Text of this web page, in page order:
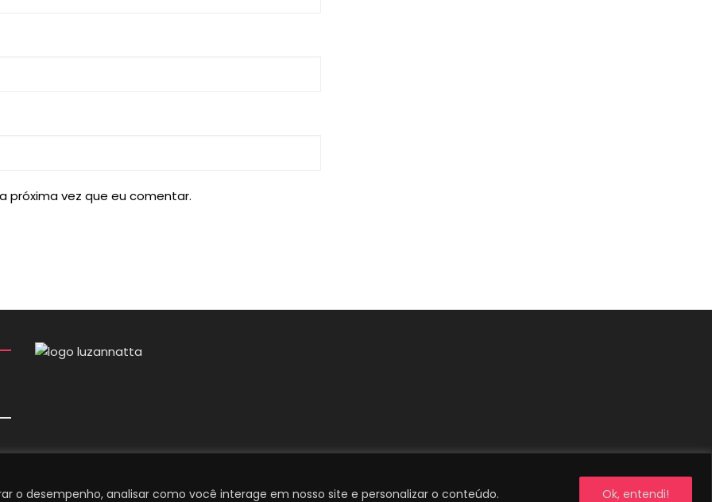
o desempenho, analisar como você interage em nosso site e personalizar o conteúdo. Ok, entendi!
próxima vez que eu comentar.